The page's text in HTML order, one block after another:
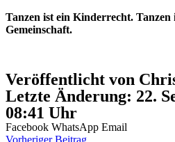
Tanzen ist ein Kinderrecht.
Gemeinschaft.
Veröffentlicht von
Letzte Änderung: 22.
08:41 Uhr
Facebook WhatsApp Email
Vorheriger Beitrag